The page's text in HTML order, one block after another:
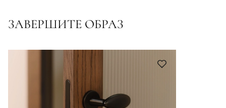
ЗАВЕРШИТЕ ОБРАЗ